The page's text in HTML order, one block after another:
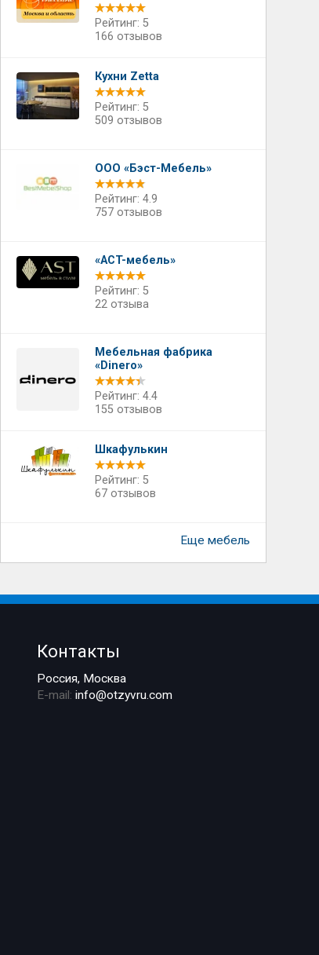
Рейтинг: 5
166 отзывов
Кухни Zetta
Рейтинг: 5
509 отзывов
ООО «Бэст-Мебель»
Рейтинг: 4.9
757 отзывов
«AСT-мeбeль»
Рейтинг: 5
22 отзыва
Мебельная фабрика
«Dinero»
Рейтинг: 4.4
155 отзывов
Шкафулькин
Рейтинг: 5
67 отзывов
Еще мебель
Контакты
Россия, Москва
E-mail:info@otzyvru.com